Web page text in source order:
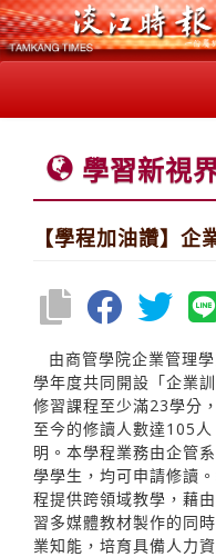
學習新視
【學程加油讚】
由商管學院企業管理
學年度共同開設「企業
修習課程至少滿23學分
至今的修讀人數達105
明。本學程業務由企管
學學生，均可申請修讀
程提供跨領域教學，藉
習多媒體教材製作的同
業知能，培育具備人力